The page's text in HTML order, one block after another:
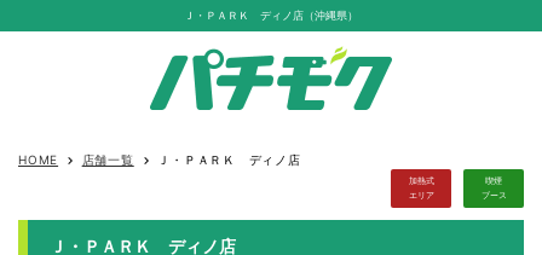
Ｊ・ＰＡＲＫ ディノ店（沖縄県）
HOME keyboard_arrow_right 店舗一覧 keyboard_arrow_right Ｊ・ＰＡＲＫ ディノ店
加熱式
エリア
喫煙
ブース
Ｊ・ＰＡＲＫ ディノ店